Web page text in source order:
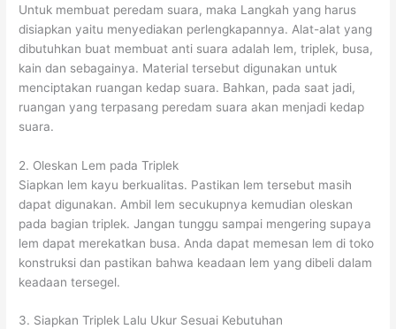
Untuk membuat peredam suara, maka Langkah yang harus
disiapkan yaitu menyediakan perlengkapannya. Alat-alat yang
dibutuhkan buat membuat anti suara adalah lem, triplek, busa,
kain dan sebagainya. Material tersebut digunakan untuk
menciptakan ruangan kedap suara. Bahkan, pada saat jadi,
ruangan yang terpasang peredam suara akan menjadi kedap
suara.
2. Oleskan Lem pada Triplek
Siapkan lem kayu berkualitas. Pastikan lem tersebut masih
dapat digunakan. Ambil lem secukupnya kemudian oleskan
pada bagian triplek. Jangan tunggu sampai mengering supaya
lem dapat merekatkan busa. Anda dapat memesan lem di toko
konstruksi dan pastikan bahwa keadaan lem yang dibeli dalam
keadaan tersegel.
3. Siapkan Triplek Lalu Ukur Sesuai Kebutuhan